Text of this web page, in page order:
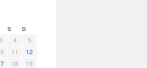
S D
4
5
11
12
18
19